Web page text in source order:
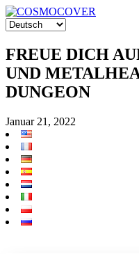
FREUE DICH
UND
DUNGEON
Januar 21, 2022